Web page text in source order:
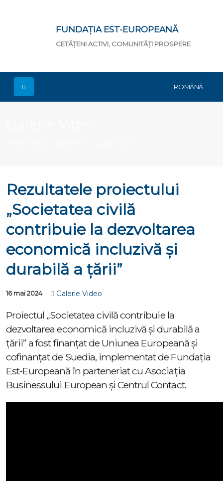
FUNDAȚIA EST-EUROPEANĂ
CETĂȚENI ACTIVI, COMUNITĂȚI PROSPERE
ROMÂNĂ
Rezultatele proiectului
„Societatea civilă
contribuie la dezvoltarea
economică incluzivă și
durabilă a țării”
16 mai 2024 Galerie Video
Proiectul „Societatea civilă contribuie la
dezvoltarea economică incluzivă și durabilă a
țării” a fost finanțat de Uniunea Europeană și
cofinanțat de Suedia, implementat de Fundația
Est-Europeană în parteneriat cu Asociația
Businessului European și Centrul Contact.